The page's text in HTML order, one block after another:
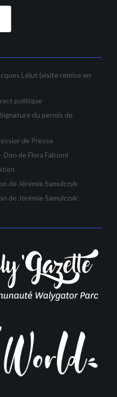
Lélut (visite remise en
politique
du permis de
de Presse
de Flora Falcioni
de Jérémie Samulczyk
de Jérémie Samulczyk